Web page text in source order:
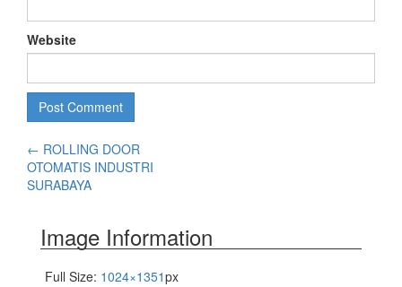
Website
← ROLLING DOOR
OTOMATIS INDUSTRI
SURABAYA
Image Information
Full Size: 1024×1351px